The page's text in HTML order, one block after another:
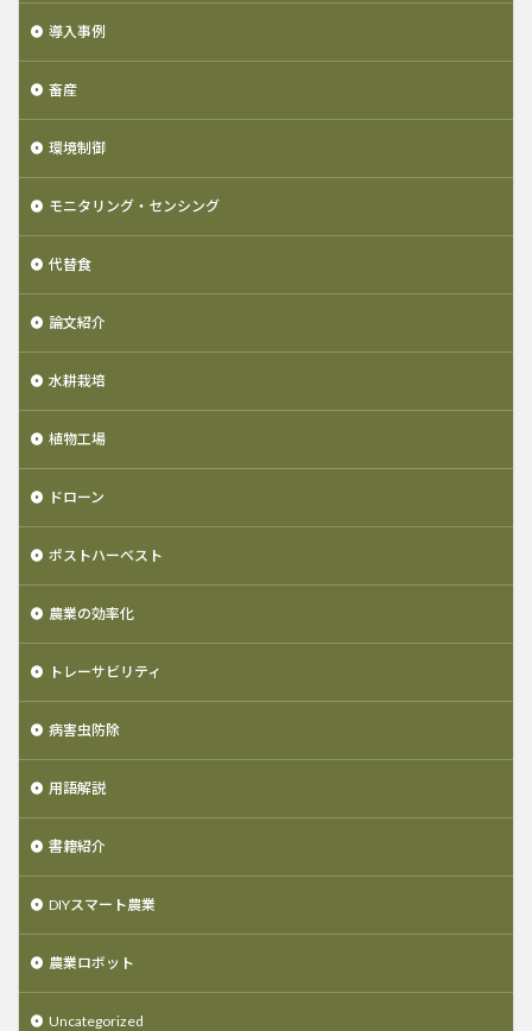
導入事例
畜産
環境制御
モニタリング・センシング
代替食
論文紹介
水耕栽培
植物工場
ドローン
ポストハーベスト
農業の効率化
トレーサビリティ
病害虫防除
用語解説
書籍紹介
DIYスマート農業
農業ロボット
Uncategorized